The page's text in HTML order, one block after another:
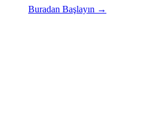
Buradan Başlayın →